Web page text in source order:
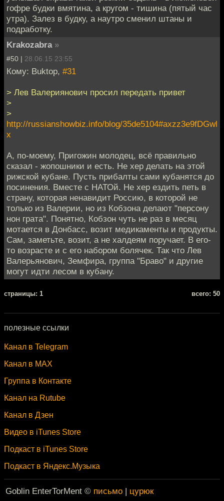
гофре будки вмятина, а кругом - тишина (пятый час
утра). Залез в будку, а наутро сменил штаны и
подработку.
Krakozabra »
#50 | 28.06.15 23:55
Кому: Buktop, #31
> Лев Валериянович просил передать привет
>
>
http://russianshowbiz.info/blog/35de5104#axzz3e9fDGwl
x
А, по-моему, Пригожин молодец, всё правильно
сказал - жопошники и есть. Не хер делать на этой
рижской кубане. Пусть прибалты сами кубанятся до
посинения. Вместе с НАТОй. Не хер ездить петь в
страну, которая ненавидит Россию, в которой не
только из Валерии, но из Кобзона делают "персону
нон грата". Понятно, Кобзон чуть не раз в месяц
мотается в Донбасс, возит медикаменты и продукты.
Сам, заметьте, возит, а не халдеям поручает. В его-
то возрасте и с его набором болячек. Так что Лев
Валерьянович, Земфира, группа "Браво" и другие
могут идти лесом в кубану.
cтраницы: 1 всего: 50
полезные ссылки
Канал в Telegram
Канал в MAX
Группа в Контакте
Канал на Rutube
Канал в Дзен
Видео в iTunes Store
Подкаст в iTunes Store
Подкаст в Яндекс.Музыка
Goblin EnterTorMent © письмо | цурюк